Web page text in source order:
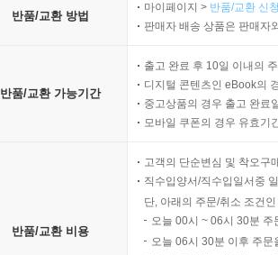
반품/교환 방법
마이페이지 > 반품/교환 신
판매자 배송 상품은 판매자
반품/교환 가능기간
출고 완료 후 10일 이내의
디지털 콘텐츠인 eBook의
중고상품의 경우 출고 완료
모바일 쿠폰의 경우 유효기
반품/교환 비용
고객의 단순변심 및 착오구
직수입양서/직수입일서중
단, 아래의 주문/취소 조건
오늘 00시 ~ 06시 30분
오늘 06시 30분 이후 주